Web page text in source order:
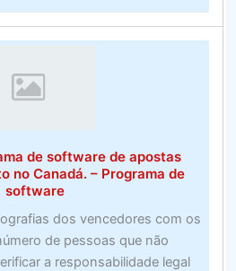
vencidas
de software de apostas
no Canadá. – Programa de
software
dos vencedores com os
de pessoas que não
a responsabilidade legal